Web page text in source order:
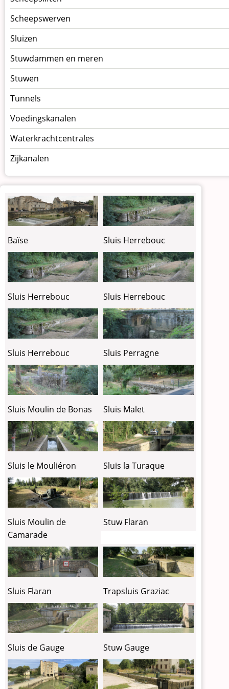
Scheepswerven
Sluizen
Stuwdammen en meren
Stuwen
Tunnels
Voedingskanalen
Waterkrachtcentrales
Zijkanalen
Baïse Sluis Herrebouc
Sluis Herrebouc Sluis Herrebouc
Sluis Herrebouc Sluis Perragne
Sluis Moulin de Bonas Sluis Malet
Sluis le Mouliéron Sluis la Turaque
Sluis Moulin de
Camarade
Stuw Flaran
Sluis Flaran Trapsluis Graziac
Sluis de Gauge Stuw Gauge